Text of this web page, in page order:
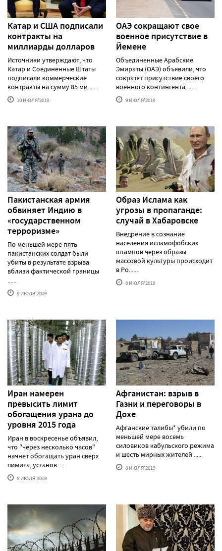
Катар и США подписали
контракты на
миллиарды долларов
Источники утверждают, что
Катар и Соединенные Штаты
подписали коммерческие
контракты на сумму 85 ми......
10 ИЮЛЯ'2019
ОАЭ сокращают свое
военное присутствие в
Йемене
Объединенные Арабские
Эмираты (ОАЭ) объявили, что
сократят присутствие своего
военного контингента ......
9 ИЮЛЯ'2019
Пакистанская армия
обвиняет Индию в
«государственном
терроризме»
По меньшей мере пять
пакистанских солдат были
убиты в результате взрыва
вблизи фактической границы
......
9 ИЮЛЯ'2019
Образ Ислама как
угрозы в пропаганде:
случай в Хабаровске
Внедрение в сознание
населения исламофобских
штампов через образы
массовой культуры происходит
в Ро......
8 ИЮЛЯ'2019
Иран намерен
превысить лимит
обогащения урана до
уровня 2015 года
Иран в воскресенье объявил,
что "через несколько часов"
начнет обогащать уран сверх
лимита, установ......
8 ИЮЛЯ'2019
Афганистан: взрыв в
Газни и переговоры в
Дохе
Афганские талибы* убили по
меньшей мере восемь
силовиков кабульского режима
и шесть мирных жителей ......
8 ИЮЛЯ'2019